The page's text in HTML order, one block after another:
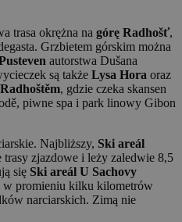
trasa okrężna na górę Radhošť,
Grzbietem górskim można
autorstwa Dušana
są także Lysa Hora oraz
, gdzie czeka skansen
piwne spa i park linowy Gibon
Najbliższy, Ski areál
zjazdowe i leży zaledwie 8,5
się Ski areál U Sachovy
w promieniu kilku kilometrów
narciarskich. Zimą nie